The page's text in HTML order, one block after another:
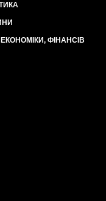
ФІНАНСІВ